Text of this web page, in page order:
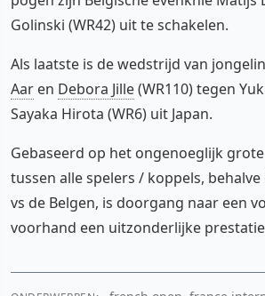
Golinski (WR42) uit te schakelen.
Als laatste is de wedstrijd van
Aar en Debora Jille(WR110) tegen
Sayaka Hirota (WR6) uit Japan.
Gebaseerd op het ongenoeglijk
tussen alle spelers / koppels, behalve
vs de Belgen, is doorgang naar een
voorhand een uitzonderlijke